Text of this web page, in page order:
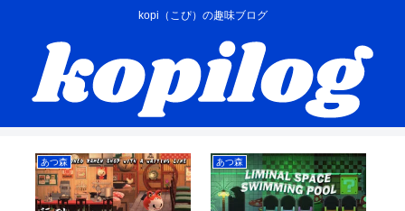
kopi（こぴ）の趣味ブログ
あつ森 あつ森